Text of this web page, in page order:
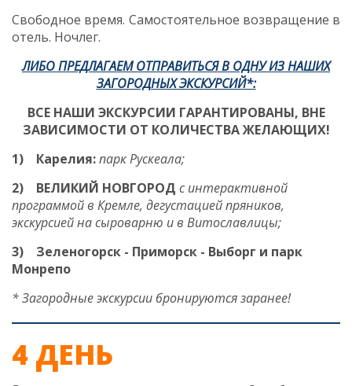
Свободное время. Самостоятельное возвращение в
отель. Ночлег.
ЛИБО ПРЕДЛАГАЕМ ОТПРАВИТЬСЯ В ОДНУ ИЗ НАШИХ
ЗАГОРОДНЫХ ЭКСКУРСИЙ*:
ВСЕ НАШИ ЭКСКУРСИИ ГАРАНТИРОВАНЫ, ВНЕ
ЗАВИСИМОСТИ ОТ КОЛИЧЕСТВА ЖЕЛАЮЩИХ!
1)
Карелия:парк Рускеала;
2)
ВЕЛИКИЙ НОВГОРОД с интерактивной
программой в Кремле, дегустацией пряников,
экскурсией на сыроварню и в Витославлицы;
3)
Зеленогорск - Приморск - Выборг и парк
Монрепо
*Загородные экскурсии бронируются заранее!
4 ДЕНЬ